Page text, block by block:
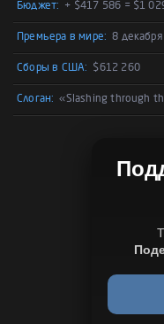
Бюджет: + $417 586 = $1
Премьера в мире: 8
Сборы в США: $612 260
Слоган: «Slashing through